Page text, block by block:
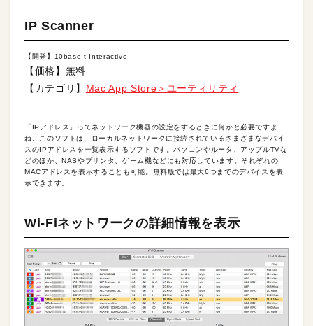
IP Scanner
【開発】10base-t Interactive
【価格】無料
【カテゴリ】 Mac App Store＞ユーティリティ
「IPアドレス」ってネットワーク機器の設定をするときに何かと必要ですよ
ね。このソフトは、ローカルネットワークに接続されているさまざまなデバイ
スのIPアドレスを一覧表示するソフトです。パソコンやルータ、アップルTVな
どのほか、NASやプリンタ、ゲーム機などにも対応しています。それぞれの
MACアドレスを表示することも可能。無料版では最大6つまでのデバイスを表
示できます。
Wi-Fiネットワークの詳細情報を表示